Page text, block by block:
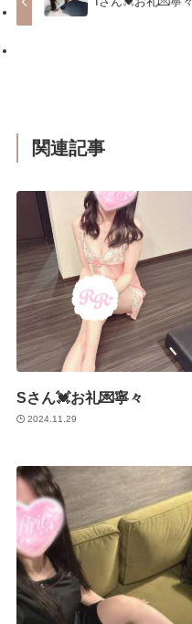
関連記事
Sさん💓お礼💌寧々
2024.11.29